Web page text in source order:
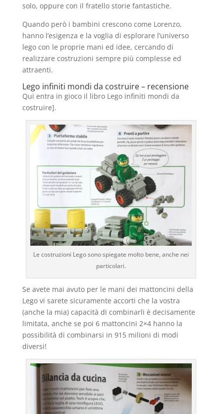
solo, oppure con il fratello storie fantastiche.
Quando però i bambini crescono come Lorenzo,
hanno l’esigenza e la voglia di esplorare l’universo
lego con le proprie mani ed idee, cercando di
realizzare costruzioni sempre più complesse ed
attraenti.
Lego infiniti mondi da costruire – recensione
Qui entra in gioco il libro Lego infiniti mondi da
costruire].
Le costruzioni Lego sono spiegate molto bene, anche nei
particolari.
Se avete mai avuto per le mani dei mattoncini della
Lego vi sarete sicuramente accorti che la vostra
(anche la mia) capacità di combinarli è decisamente
limitata, anche se poi 6 mattoncini 2×4 hanno la
possibilità di combinarsi in 915 milioni di modi
diversi!